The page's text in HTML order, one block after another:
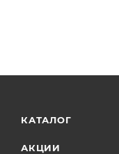
КАТАЛОГ
АКЦИИ